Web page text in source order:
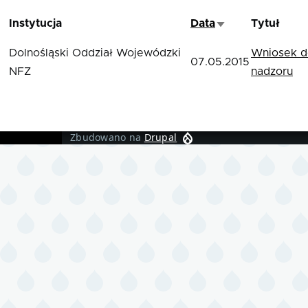
Instytucja DataSortuj rosnąco
Tytuł
Dolnośląski Oddział Wojewódzki
NFZ
07.05.2015
Wniosek
nadzoru
Zbudowano na Drupal